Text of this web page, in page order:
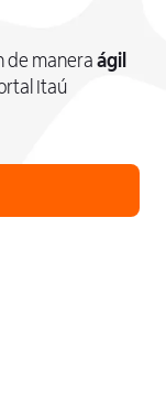
de manera ágil
Itaú